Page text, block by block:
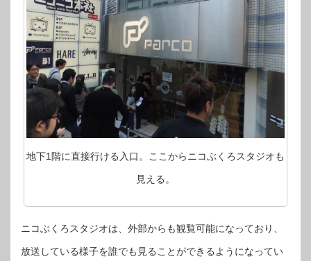
地下1階に直接行ける入口。ここからニコぶくろスタジオも
見える。
ニコぶくろスタジオは、外部からも観覧可能になっており、
放送している様子を誰でも見ることができるようになってい